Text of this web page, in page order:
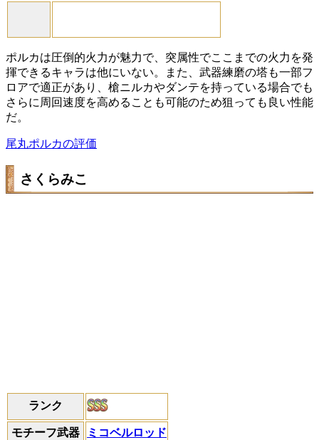
ポルカは圧倒的火力が魅力で、突属性でここまでの火力を発
揮できるキャラは他にいない。また、武器練磨の塔も一部フ
ロアで適正があり、槍ニルカやダンテを持っている場合でも
さらに周回速度を高めることも可能のため狙っても良い性能
だ。
尾丸ポルカの評価
さくらみこ
ランク
モチーフ武器 ミコベルロッド